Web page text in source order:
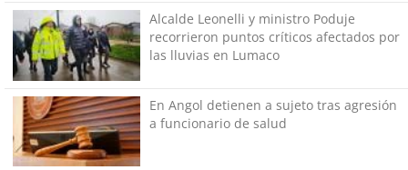
Alcalde Leonelli y ministro Poduje
recorrieron puntos críticos afectados por
las lluvias en Lumaco
En Angol detienen a sujeto tras agresión
a funcionario de salud